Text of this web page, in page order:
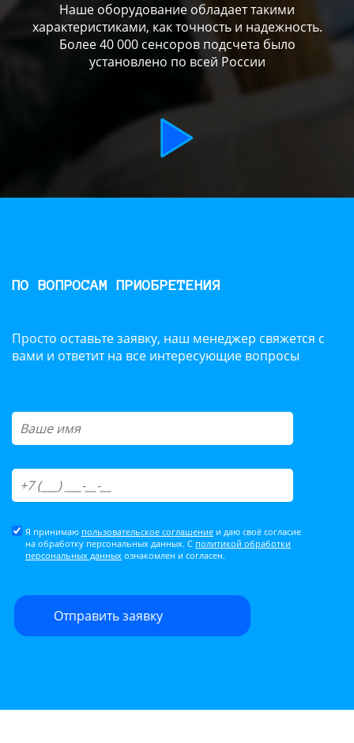
Наше оборудование обладает такими
характеристиками, как точность и надежность.
Более 40 000 сенсоров подсчета было
установлено по всей России
ПО ВОПРОСАМ ПРИОБРЕТЕНИЯ
Просто оставьте заявку, наш менеджер свяжется с
вами и ответит на все интересующие вопросы
Я принимаю пользовательское соглашение и даю своё согласие
на обработку персональных данных. С политикой обработки
персональных данных ознакомлен и согласен.